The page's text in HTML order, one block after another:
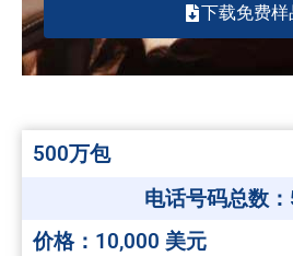
下载免费样
500万包
电话号码总数
价格：10,000 美元